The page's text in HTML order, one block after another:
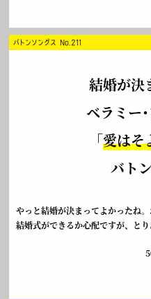
バトンソングス No.211
結婚が決
ベラミー
「愛はそ
バト
やっと結婚が決まってよかったね
結婚式ができるか心配ですが、とり